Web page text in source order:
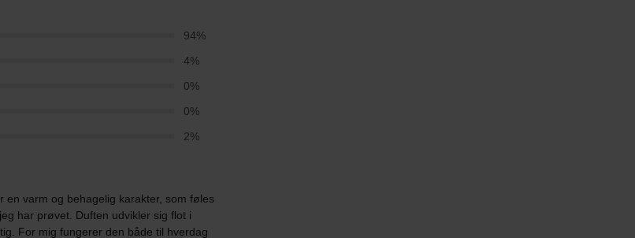
94%
4%
0%
0%
2%
varm og behagelig karakter, som føles
har prøvet. Duften udvikler sig flot i
For mig fungerer den både til hverdag